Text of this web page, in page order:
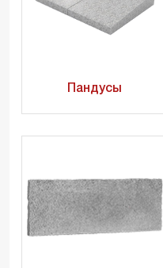
Пандусы